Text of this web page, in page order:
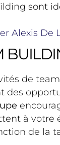
sont
Alexis
de
des
à votre
de la